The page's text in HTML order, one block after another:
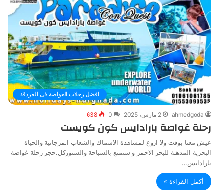
افضل رحلات الغواصة فى الغردقة
ahmedgoda 2 مارس، 2025 0
638
رحلة غواصة بارادايس كون كويست
عيش معنا بوقت ولا اروع لمشاهدة الاسماك والشعاب المرجانية والحياة
البحرية المذهلة للبحر الاحمر واستمتع بالسباحة والسنوركل.حجز رحلة غواصة
بارادايس…
أكمل القراءة »